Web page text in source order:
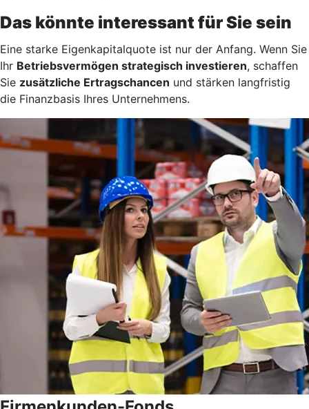
Das könnte interessant für Sie sein
Eine starke Eigenkapitalquote ist nur der Anfang. Wenn Sie
Ihr Betriebsvermögen strategisch investieren, schaffen
Sie zusätzliche Ertragschancen und stärken langfristig
die Finanzbasis Ihres Unternehmens.